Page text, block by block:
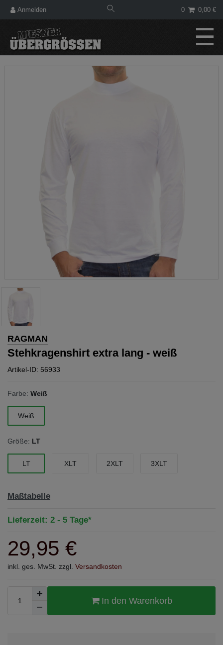
Anmelden 0 0,00 €
☰
RAGMAN
Stehkragenshirt extra lang - weiß
Artikel-ID: 56933
Farbe: Weiß
Weiß
Größe: LT
LT XLT 2XLT 3XLT
Maßtabelle
Lieferzeit: 2 - 5 Tage*
29,95 €
inkl. ges. MwSt. zzgl. Versandkosten
In den Warenkorb